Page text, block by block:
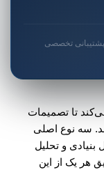
تخصصی
تا تصمیمات
سه نوع اصلی
و تحلیل
هر یک از این